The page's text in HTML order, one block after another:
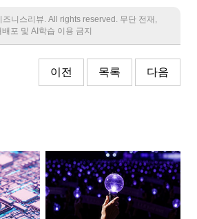
니스리뷰. All rights reserved. 무단 전재,
배포 및 AI학습 이용 금지
이전 목록 다음